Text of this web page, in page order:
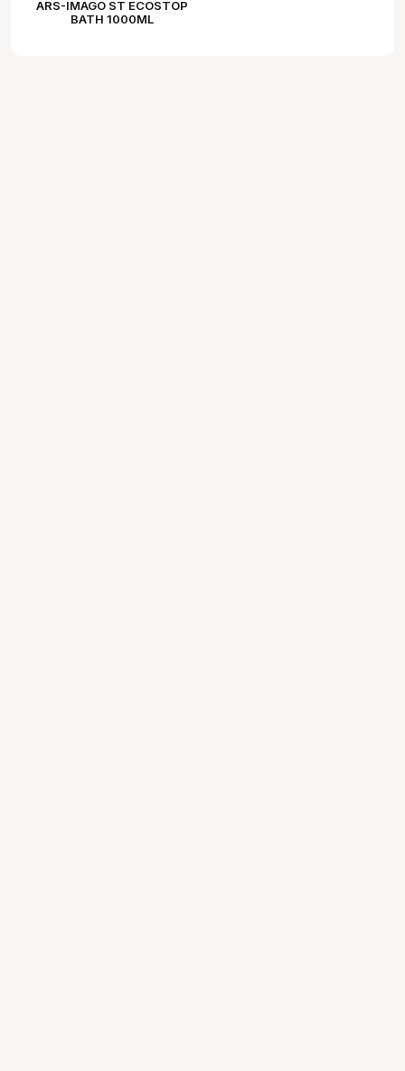
ARS-IMAGO ST ECOSTOP
BATH 1000ML